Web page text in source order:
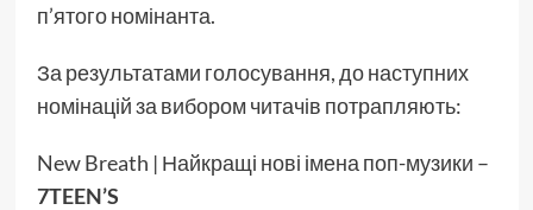
п’ятого номінанта.
За результатами голосування, до наступних
номінацій за вибором читачів потрапляють:
New Breath | Найкращі нові імена поп-музики –
7TEEN’S